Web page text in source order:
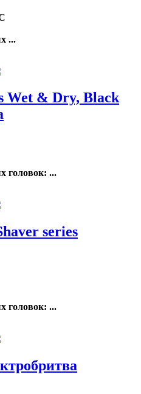
...
Wet & Dry, Black
головок: ...
series
головок: ...